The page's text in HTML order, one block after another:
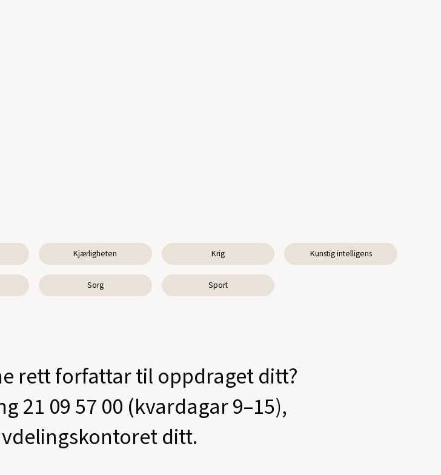
Kjærligheten Krig Kunstig intelligens
Sorg Sport
rett forfattar til oppdraget ditt?
21 09 57 00 (kvardagar 9–15),
ditt.